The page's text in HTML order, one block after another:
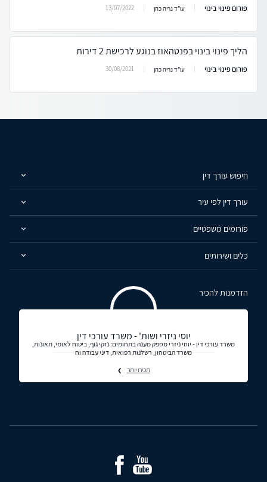
פורום פינוי בינוי עו"ד נריה כהן 13/07/2022
הליך פינוי בינוי בפנטהאוז בנוגע לרכישת 2 דירות
פורום פינוי בינוי עו"ד נריה כהן 30/08/2021
חיפוש עורך דין
עורך דין לפי עיר
פורומים משפטיים
כלים ושירותים
הזדמנות להכיר
יוסי ניזרי ושות' - משרד עורכי דין
משרד עורכי דין - יוסי ניזרי מספק מענה בתחומים: נזקי גוף, ביטוח לאומי, תאונות,
משרד הביטחון, רשלנות רפואית, דיני עבודה וח
תכירו יותר